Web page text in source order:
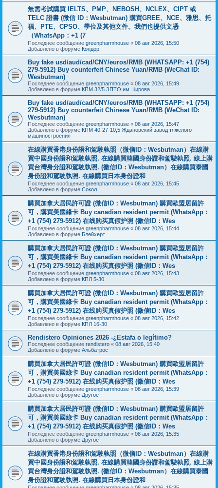
無需考試購買 IELTS、PMP、NEBOSH、NCLEX、CIPT 或
TELC 證書 (微信 ID：Wesbutman) 購買GREE、NCE、雅思、托
福、PTE、CPSO、學位及其他文件。我們也提供文憑
（WhatsApp：+1 (7
Последнее сообщение greenpharmhouse « 08 авг 2026, 15:50
Добавлено в форуме Кондор
Buy fake usd/aud/cad/CNY/euros/RMB (WHATSAPP: +1 (754)
279-5912) Buy counterfeit Chinese Yuan/RMB (WeChat ID:
Wesbutman)
Последнее сообщение greenpharmhouse « 08 авг 2026, 15:49
Добавлено в форуме КПМ 32/5 ЗПТО им. Кирова
Buy fake usd/aud/cad/CNY/euros/RMB (WHATSAPP: +1 (754)
279-5912) Buy counterfeit Chinese Yuan/RMB (WeChat ID:
Wesbutman)
Последнее сообщение greenpharmhouse « 08 авг 2026, 15:47
Добавлено в форуме КПМ 40-27-10,5 Ждановский завод тяжелого
машиностроения
在線購買香港身份證和駕駛執照（微信ID：Wesbutman）在線購
買中國身份證和駕駛執照. 在線購買韓國身份證和駕駛執照. 線上購
買台灣身分證和駕駛執照. (微信ID：Wesbutman）在線購買泰國
身份證和駕駛執照. 在線購買日本身份證和
Последнее сообщение greenpharmhouse « 08 авг 2026, 15:45
Добавлено в форуме Сокол
購買加拿大居民許可證 (微信ID：Wesbutman) 購買歐盟居留許
可，購買美國綠卡 Buy canadian resident permit (WhatsApp：
+1 (754) 279-5912) 在线购买真假护照 (微信ID：Wes
Последнее сообщение greenpharmhouse « 08 авг 2026, 15:44
Добавлено в форуме Блейхерт
購買加拿大居民許可證 (微信ID：Wesbutman) 購買歐盟居留許
可，購買美國綠卡 Buy canadian resident permit (WhatsApp：
+1 (754) 279-5912) 在线购买真假护照 (微信ID：Wes
Последнее сообщение greenpharmhouse « 08 авг 2026, 15:43
Добавлено в форуме КПЛ 5-30
購買加拿大居民許可證 (微信ID：Wesbutman) 購買歐盟居留許
可，購買美國綠卡 Buy canadian resident permit (WhatsApp：
+1 (754) 279-5912) 在线购买真假护照 (微信ID：Wes
Последнее сообщение greenpharmhouse « 08 авг 2026, 15:42
Добавлено в форуме КПЛ 16-30
Rendistero Opiniones 2026 -¿Estafa o legítimo?
Последнее сообщение rendistero « 08 авг 2026, 15:40
Добавлено в форуме Альбатрос
購買加拿大居民許可證 (微信ID：Wesbutman) 購買歐盟居留許
可，購買美國綠卡 Buy canadian resident permit (WhatsApp：
+1 (754) 279-5912) 在线购买真假护照 (微信ID：Wes
Последнее сообщение greenpharmhouse « 08 авг 2026, 15:39
Добавлено в форуме Другое
購買加拿大居民許可證 (微信ID：Wesbutman) 購買歐盟居留許
可，購買美國綠卡 Buy canadian resident permit (WhatsApp：
+1 (754) 279-5912) 在线购买真假护照 (微信ID：Wes
Последнее сообщение greenpharmhouse « 08 авг 2026, 15:35
Добавлено в форуме Другое
在線購買香港身份證和駕駛執照（微信ID：Wesbutman）在線購
買中國身份證和駕駛執照. 在線購買韓國身份證和駕駛執照. 線上購
買台灣身分證和駕駛執照. (微信ID：Wesbutman）在線購買泰國
身份證和駕駛執照. 在線購買日本身份證和